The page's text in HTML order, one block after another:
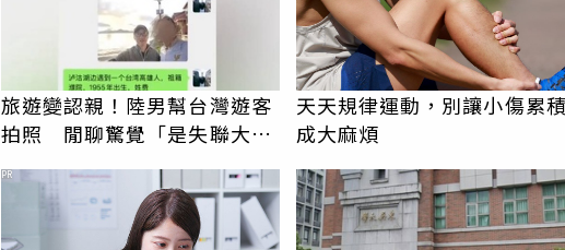
旅遊變認親！陸男幫台灣遊客
拍照 閒聊驚覺「是失聯大
天天規律運動，別讓小傷累
成大麻煩
PR